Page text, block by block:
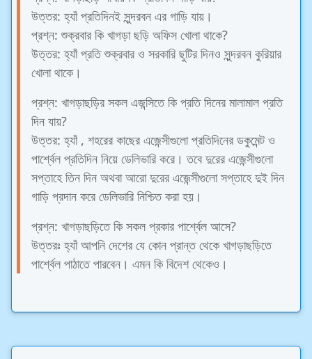
উত্তর: হ্যাঁ প্রতিদিনই সুন্দরবন এর গাড়ি যায়।
প্রশ্ন: শুক্রবার কি খাগড়া ছড়ি অফিস খোলা থাকে?
উত্তর: হ্যাঁ প্রতি শুক্রবার ও সরকারি ছুটির দিনও সুন্দরবন কুরিয়ার
খোলা থাকে।
প্রশ্ন: খাগড়াছড়ির সকল এজন্সিতে কি প্রতি দিনের মালামাল প্রতি
দিন যায়?
উত্তর: হ্যাঁ , শহরের কাছের এজেন্সীগুলো প্রতিদিনের ডকুমেন্ট ও
পার্শ্বেল প্রতিদিন নিয়ে ডেলিভারি করে। তবে দুরের এজেন্সীগুলো
সপ্তাহে তিন দিন অথবা আরো দুরের এজেন্সীগুলো সপ্তাহে দুই দিন
গাড়ি প্রদান করে ডেলিভারি নিশ্চিত করা হয়।
প্রশ্ন: খাগড়াছড়িতে কি সকল প্রকার পার্শ্বেল আসে?
উত্তরঃ হ্যাঁ আপনি দেশের যে কোন প্রান্ত থেকে খাগড়াছড়িতে
পার্শ্বেল পাঠাতে পারবেন। এমন কি বিদেশ থেকেও।